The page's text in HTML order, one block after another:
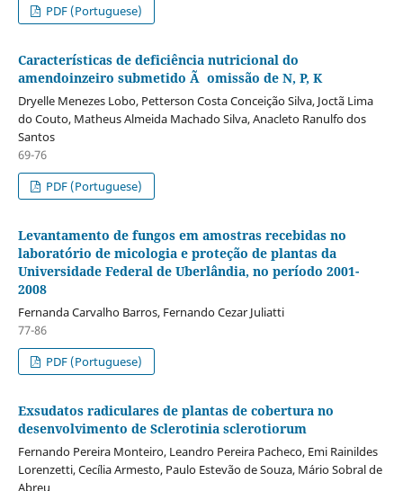
PDF (Portuguese)
Características de deficiência nutricional do
amendoinzeiro submetido Ã omissão de N, P, K
Dryelle Menezes Lobo, Petterson Costa Conceição Silva, Joctã Lima
do Couto, Matheus Almeida Machado Silva, Anacleto Ranulfo dos
Santos
69-76
PDF (Portuguese)
Levantamento de fungos em amostras recebidas no
laboratório de micologia e proteção de plantas da
Universidade Federal de Uberlândia, no período 2001-
2008
Fernanda Carvalho Barros, Fernando Cezar Juliatti
77-86
PDF (Portuguese)
Exsudatos radiculares de plantas de cobertura no
desenvolvimento de Sclerotinia sclerotiorum
Fernando Pereira Monteiro, Leandro Pereira Pacheco, Emi Rainildes
Lorenzetti, Cecília Armesto, Paulo Estevão de Souza, Mário Sobral de
Abreu